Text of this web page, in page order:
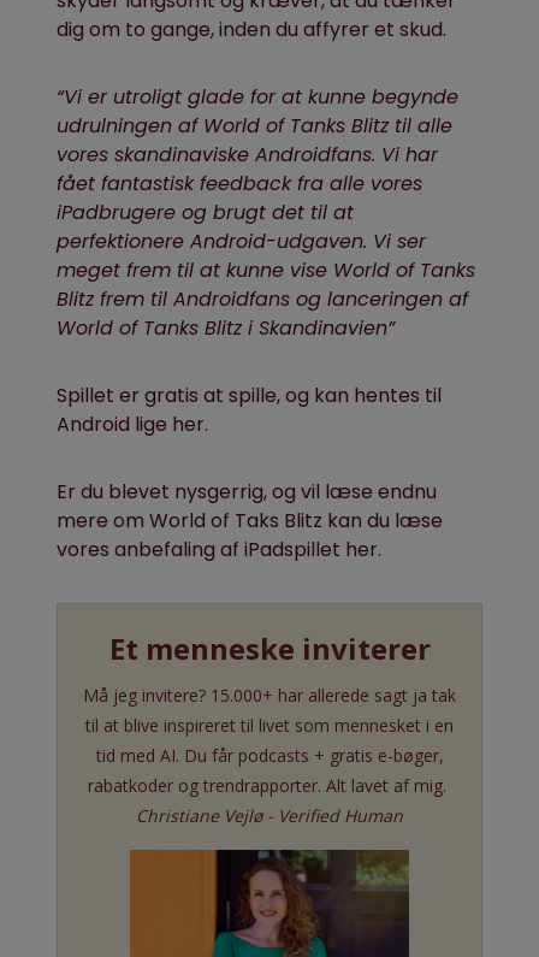
dig om to gange, inden du affyrer et skud.
“Vi er utroligt glade for at kunne begynde
udrulningen af World of Tanks Blitz til alle
vores skandinaviske Androidfans. Vi har
fået fantastisk feedback fra alle vores
iPadbrugere og brugt det til at
perfektionere Android-udgaven. Vi ser
meget frem til at kunne vise World of Tanks
Blitz frem til Androidfans og lanceringen af
World of Tanks Blitz i Skandinavien”
Spillet er gratis at spille, og kan hentes til
Android lige her.
Er du blevet nysgerrig, og vil læse endnu
mere om World of Taks Blitz kan du læse
vores anbefaling af iPadspillet her.